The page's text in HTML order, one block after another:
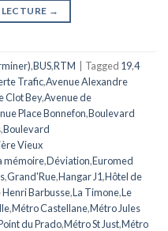
→
,BUS,RTM Tagged 19,4
Trafic,Avenue Alexandre
Clot Bey,Avenue de
Place Bonnefon,Boulevard
,Boulevard
Vieux
mémoire,Déviation,Euromed
,Grand'Rue,Hangar J1,Hôtel de
Henri Barbusse,La Timone,Le
,Métro Castellane,Métro Jules
du Prado,Métro St Just,Métro